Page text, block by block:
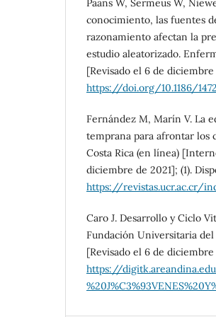
Paans W, Sermeus W,
conocimiento, las fuentes
razonamiento afectan la
estudio aleatorizado.
[Revisado el 6 de diciembre
https://doi.org/10.1186/
Fernández M, Marín V. La
temprana para afrontar los
Costa Rica (en línea)
diciembre de 2021]; (1).
https://revistas.ucr.ac.cr/
Caro J. Desarrollo y Ciclo
Fundación Universitaria del
[Revisado el 6 de
https://